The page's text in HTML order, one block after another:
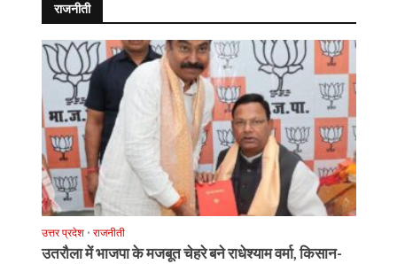
राजनीती
उत्तर प्रदेश • राजनीती
उतरौला में भाजपा के मजबूत चेहरे बने राधेश्याम वर्मा, किसान-